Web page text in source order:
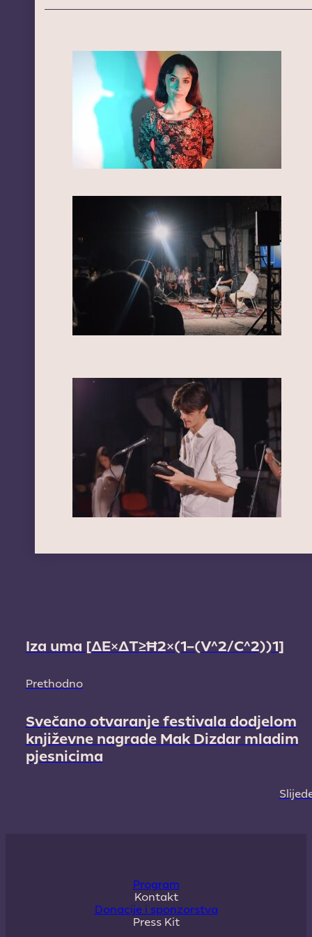
Prethodno
Iza uma [ΔE×ΔT≥Ħ2×(1–(V^2/C^2))1]
Svečano otvaranje festivala dodjelom
književne nagrade Mak Dizdar mladim
pjesnicima
Program
Kontakt
Donacije i sponzorstva
Press Kit